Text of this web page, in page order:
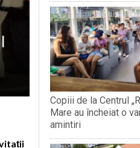
Copiii de la Centrul
Mare au încheiat o
amintiri